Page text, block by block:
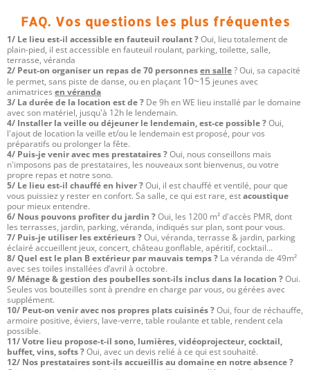
FAQ. Vos questions les plus fréquentes
1/ Le lieu est-il accessible en fauteuil roulant ?Oui, lieu totalement de
plain-pied, il est accessible en fauteuil roulant, parking, toilette, salle,
terrasse, véranda
2/ Peut-on organiser un repas de 70 personnesen salle? Oui, sa capacité
le permet, sans piste de danse, ou en plaçant 10~15 jeunes avec
animatrices en véranda
3/ La durée de la location est de ? De 9h en WE lieu installé par le domaine
avec son matériel, jusqu'à 12h le lendemain.
4/ Installer la veille ou déjeuner le lendemain, est-ce possible ?Oui,
l'ajout de location la veille et/ou le lendemain est proposé, pour vos
préparatifs ou prolonger la fête.
4/ Puis-je venir avec mes prestataires ?Oui, nous conseillons mais
n'imposons pas de prestataires, les nouveaux sont bienvenus, ou votre
propre repas et notre sono.
5/ Le lieu est-il chauffé en hiver ?Oui, il est chauffé et ventilé, pour que
vous puissiez y rester en confort. Sa salle, ce qui est rare, estacoustique
pour mieux entendre.
6/ Nous pouvons profiter du jardin ?Oui, les 1200 m² d'accès PMR, dont
les terrasses, jardin, parking, véranda, indiqués sur plan, sont pour vous.
7/ Puis-je utiliser les extérieurs ?Oui, véranda, terrasse & jardin, parking
éclairé accueillent jeux, concert, château gonflable, apéritif, cocktail...
8/ Quel est le plan B extérieur par mauvais temps ? La véranda de 49m²
avec ses toiles installées d’avril à octobre.
9/ Ménage & gestion des poubelles sont-ils inclus dans la location ?Oui.
Seules vos bouteilles sont à prendre en charge par vous, ou gérées avec
supplément.
10/ Peut-on venir avec nos propres plats cuisinés ?Oui, four de réchauffe,
armoire positive, éviers, lave-verre, table roulante et table, rendent cela
possible.
11/ Votre lieu propose-t-il sono, lumières, vidéoprojecteur, cocktail,
buffet, vins, softs ?Oui, avec un devis relié à ce qui est souhaité.
12/ Nos prestataires sont-ils accueillis au domaine en notre absence ?